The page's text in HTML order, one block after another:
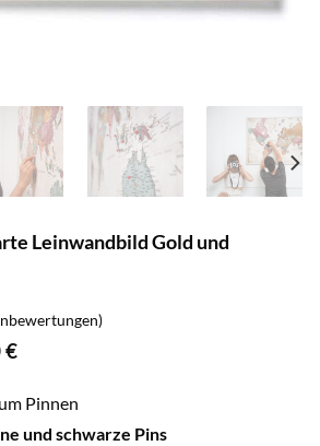
Leinwandbild Gold und
€
Pinnen
und schwarze Pins